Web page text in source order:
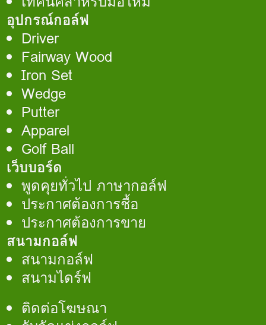
อุปกรณ์กอล์ฟ
Driver
Fairway Wood
Iron Set
Wedge
Putter
Apparel
Golf Ball
เว็บบอร์ด
พูดคุยทั่วไป ภาษากอล์ฟ
ประกาศต้องการชื้อ
ประกาศต้องการขาย
สนามกอล์ฟ
สนามกอล์ฟ
สนามไดร์ฟ
ติดต่อโฆษณา